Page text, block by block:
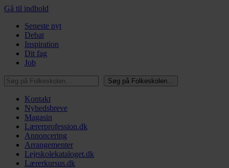
Gå til indhold
Seneste nyt
Debat
Inspiration
Dit fag
Job
Søg på Folkeskolen…
Søg på Folkeskolen…
Kontakt
Nyhedsbreve
Magasin
Lærerprofession.dk
Annoncering
Arrangementer
Lejrskolekataloget.dk
Lærerkursus.dk